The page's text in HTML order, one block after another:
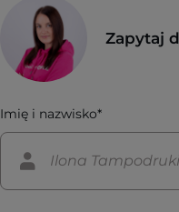
Zapytaj
Imię i nazwisko*